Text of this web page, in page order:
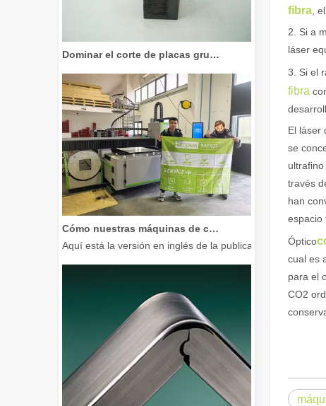
Aquí está la versión en inglés de la publicación del blog,
fibra ,
2. Si a
láser
3. Si el
fibra
El láser
se
través
han
espacio
Óptico
cual es
para el
CO2